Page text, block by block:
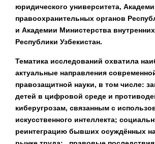
юридического университета,
правоохранительных органов
и Академии Министерства
Республики Узбекистан.
Тематика исследований охватила
актуальные направления
правозащитной науки, в том числе:
детей в цифровой среде и
киберугрозам, связанным с
искусственного интеллекта;
реинтеграцию бывших осуждённых